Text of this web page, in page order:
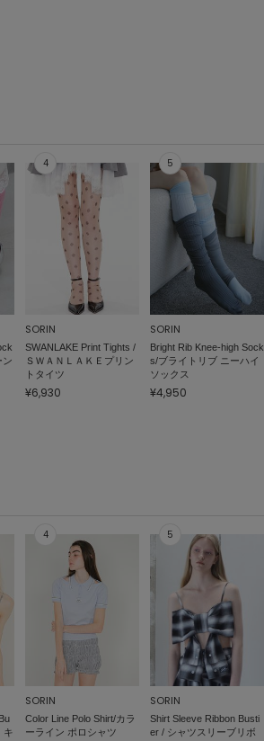
ン
SORIN
SWANLAKE Print Tights /
ＳＷＡＮＬＡＫＥプリン
トタイツ
¥6,930
SORIN
Bright Rib Knee-high Sock
s/ブライトリブ ニーハイ
ソックス
¥4,950
キ
SORIN
Color Line Polo Shirt/カラ
ーライン ポロシャツ
SORIN
Shirt Sleeve Ribbon Busti
er / シャツスリーブリボ